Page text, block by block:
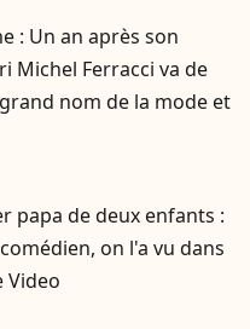
: Un an après son
Michel Ferracci va de
nom de la mode et
papa de deux enfants :
on l'a vu dans
Video